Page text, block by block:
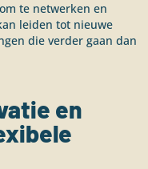
te netwerken en
leiden tot nieuwe
die verder gaan dan
en